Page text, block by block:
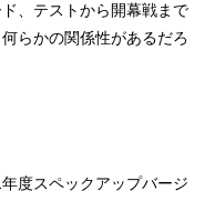
、テストから開幕戦まで
らかの関係性があるだろ
度スペックアップバージ